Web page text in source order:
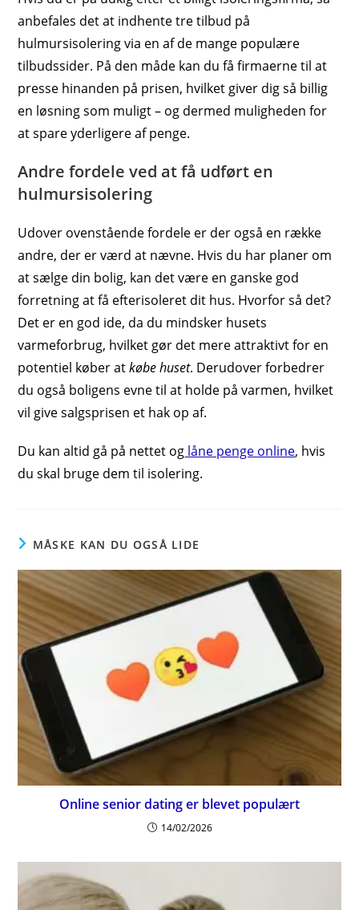
anbefales det at indhente tre tilbud på
hulmursisolering via en af de mange populære
tilbudssider. På den måde kan du få firmaerne til at
presse hinanden på prisen, hvilket giver dig så billig
en løsning som muligt – og dermed muligheden for
at spare yderligere af penge.
Andre fordele ved at få udført en
hulmursisolering
Udover ovenstående fordele er der også en række
andre, der er værd at nævne. Hvis du har planer om
at sælge din bolig, kan det være en ganske god
forretning at få efterisoleret dit hus. Hvorfor så det?
Det er en god ide, da du mindsker husets
varmeforbrug, hvilket gør det mere attraktivt for en
potentiel køber atkøbe huset. Derudover forbedrer
du også boligens evne til at holde på varmen, hvilket
vil give salgsprisen et hak op af.
Du kan altid gå på nettet og låne penge online, hvis
du skal bruge dem til isolering.
MÅSKE KAN DU OGSÅ LIDE
Online senior dating er blevet populært
14/02/2026